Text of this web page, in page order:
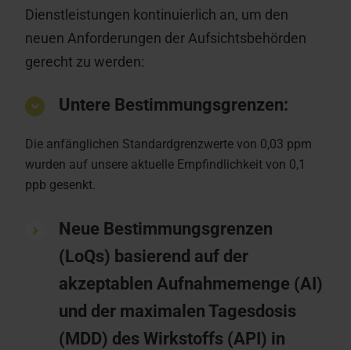
Dienstleistungen kontinuierlich an, um den
neuen Anforderungen der Aufsichtsbehörden
gerecht zu werden:
Untere Bestimmungsgrenzen:
Die anfänglichen Standardgrenzwerte von 0,03 ppm
wurden auf unsere aktuelle Empfindlichkeit von 0,1
ppb gesenkt.
Neue Bestimmungsgrenzen
(LoQs) basierend auf der
akzeptablen Aufnahmemenge (AI)
und der maximalen Tagesdosis
(MDD) des Wirkstoffs (API) in